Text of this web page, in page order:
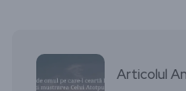
Articolul